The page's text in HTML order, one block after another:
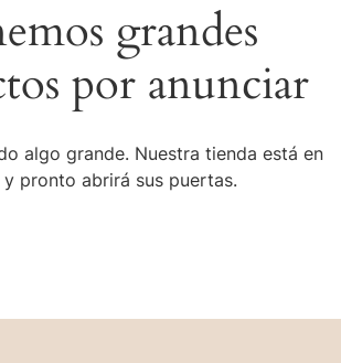
grandes
por anunciar
algo grande. Nuestra tienda está en
pronto abrirá sus puertas.